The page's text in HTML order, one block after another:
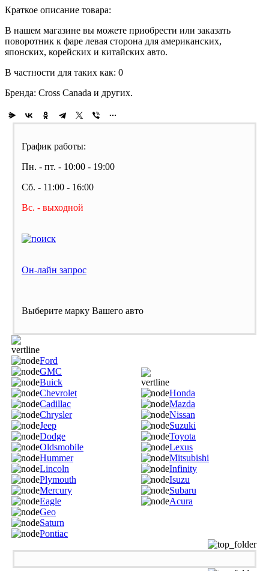
Краткое описание товара:
В нашем магазине вы можете приобрести или заказать
поворотник к фаре левая сторона для американских,
японских, корейских и китайских авто.
В частности для таких как: 0
Бренда: Cross Canada и других.
График работы:
Пн. - пт. - 10:00 - 19:00
Сб. - 11:00 - 16:00
Вс. - выходной
Он-лайн запрос
Выберите марку Вашего авто
Ford
GMC
Buick
Chevrolet
Cadillac
Chrysler
Jeep
Dodge
Oldsmobile
Hummer
Lincoln
Plymouth
Mercury
Eagle
Geo
Saturn
Pontiac
Honda
Mazda
Nissan
Suzuki
Toyota
Lexus
Mitsubishi
Infinity
Isuzu
Subaru
Acura